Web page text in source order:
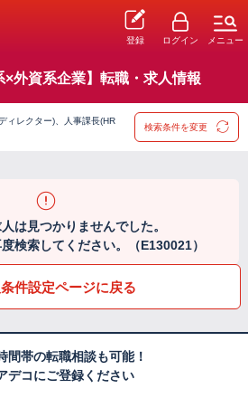
登録 ログイン メニュー
×外資系企業】転職・求人情報
ィレクター)、人事課長(HR
検索条件を変更
は見つかりませんでした。
検索してください。（E130021）
件設定ページに戻る
間帯の転職相談も可能！
デコにご登録ください